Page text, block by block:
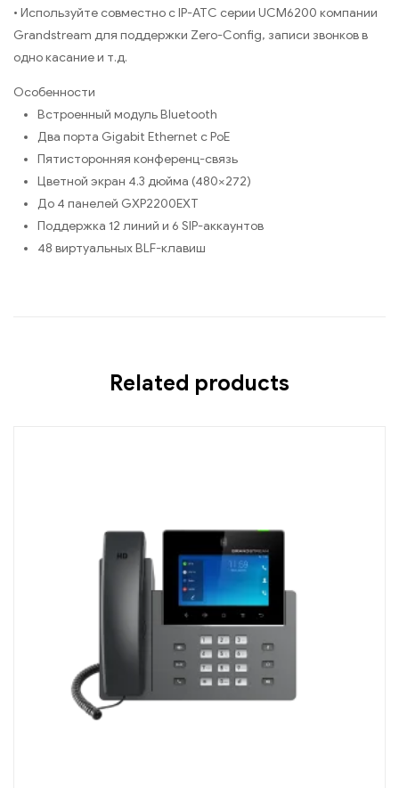
• Используйте совместно с IP-АТС серии UCM6200 компании
Grandstream для поддержки Zero-Config, записи звонков в
одно касание и т.д.
Особенности
Встроенный модуль Bluetooth
Два порта Gigabit Ethernet с PoE
Пятисторонняя конференц-связь
Цветной экран 4.3 дюйма (480×272)
До 4 панелей GXP2200EXT
Поддержка 12 линий и 6 SIP-аккаунтов
48 виртуальных BLF-клавиш
Related products